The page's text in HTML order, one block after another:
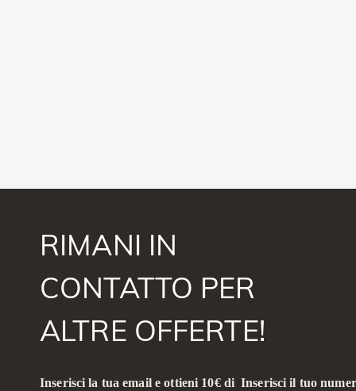
RIMANI IN
CONTATTO PER
ALTRE OFFERTE!
Inserisci la tua email e ottieni 10€ di Inserisci il tuo